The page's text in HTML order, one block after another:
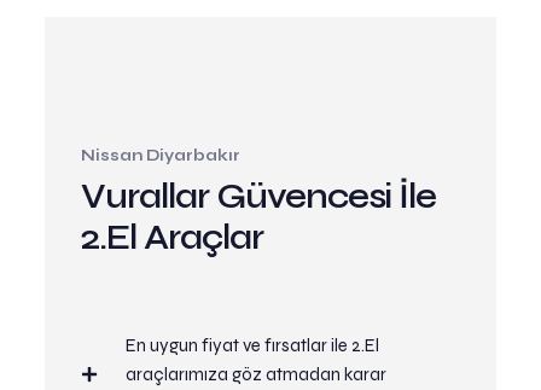
Nissan Diyarbakır
Vurallar Güvencesi İle
2.El Araçlar
En uygun fiyat ve fırsatlar ile 2.El
araçlarımıza göz atmadan karar